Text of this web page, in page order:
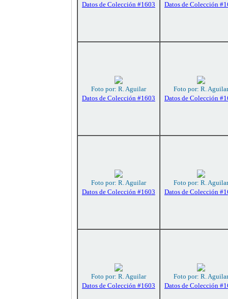
Datos de Colección #1603
Datos de Colección
Foto por: R. Aguilar
Datos de Colección #1603
Foto por: R. Aguilar
Datos de Colección
Foto por: R. Aguilar
Datos de Colección #1603
Foto por: R. Aguilar
Datos de Colección
Foto por: R. Aguilar
Datos de Colección #1603
Foto por: R. Aguilar
Datos de Colección